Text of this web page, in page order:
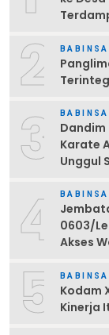
2 BABINSA
3 BABINSA
Dandim
Karate
Unggul
4 BABINSA
0603/
Akses
5 BABINSA
Kodam
Kinerja